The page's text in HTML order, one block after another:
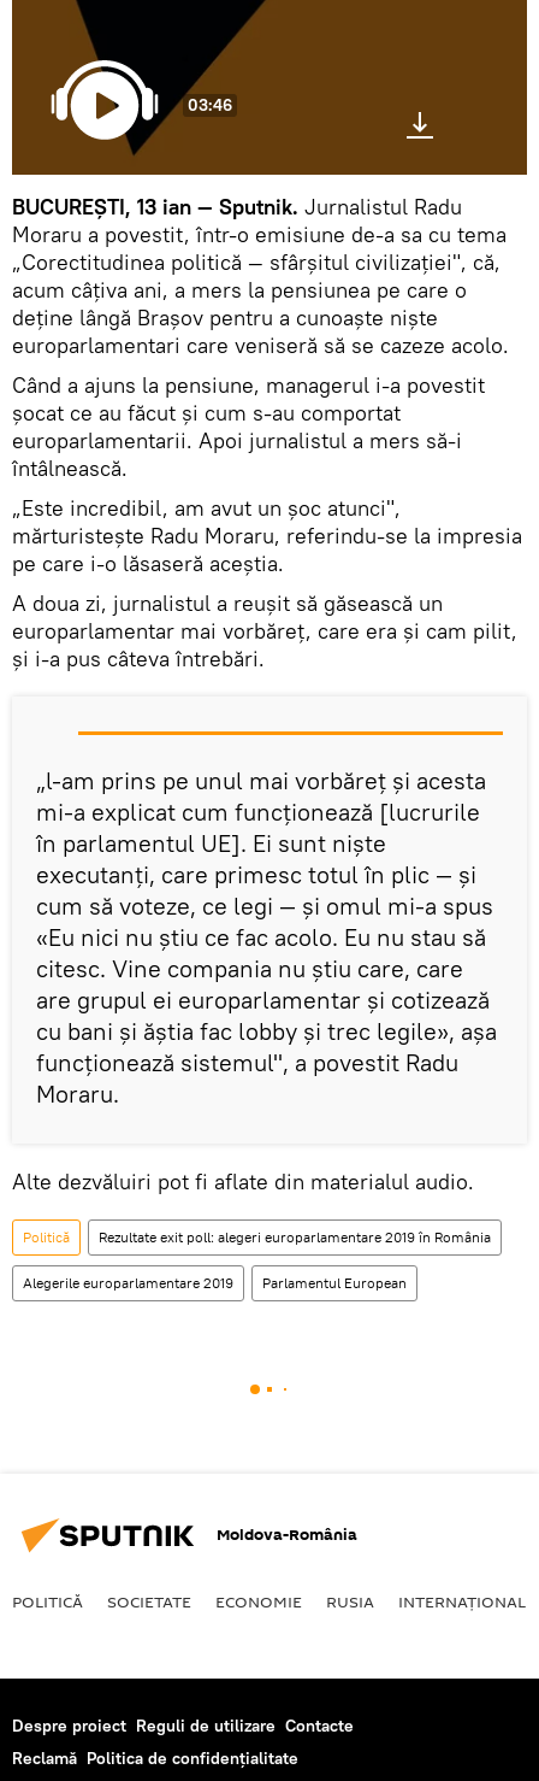
03:46
BUCUREŞTI, 13 ian — Sputnik. Jurnalistul Radu
Moraru a povestit, într-o emisiune de-a sa cu tema
„Corectitudinea politică — sfârşitul civilizaţiei", că,
acum câţiva ani, a mers la pensiunea pe care o
deţine lângă Braşov pentru a cunoaşte nişte
europarlamentari care veniseră să se cazeze acolo.
Când a ajuns la pensiune, managerul i-a povestit
şocat ce au făcut şi cum s-au comportat
europarlamentarii. Apoi jurnalistul a mers să-i
întâlnească.
„Este incredibil, am avut un şoc atunci",
mărturisteşte Radu Moraru, referindu-se la impresia
pe care i-o lăsaseră aceştia.
A doua zi, jurnalistul a reuşit să găsească un
europarlamentar mai vorbăreţ, care era şi cam pilit,
şi i-a pus câteva întrebări.
„l-am prins pe unul mai vorbăreţ şi acesta
mi-a explicat cum funcţionează [lucrurile
în parlamentul UE]. Ei sunt nişte
executanţi, care primesc totul în plic — şi
cum să voteze, ce legi — şi omul mi-a spus
«Eu nici nu ştiu ce fac acolo. Eu nu stau să
citesc. Vine compania nu ştiu care, care
are grupul ei europarlamentar şi cotizează
cu bani şi ăştia fac lobby şi trec legile», aşa
funcţionează sistemul", a povestit Radu
Moraru.
Alte dezvăluiri pot fi aflate din materialul audio.
Politică Rezultate exit poll: alegeri europarlamentare 2019 în România
Alegerile europarlamentare 2019 Parlamentul European
Moldova-România
POLITICĂ SOCIETATE ECONOMIE RUSIA INTERNAŢIONAL
Despre proiect Reguli de utilizare Contacte
Reclamă Politica de confidențialitate